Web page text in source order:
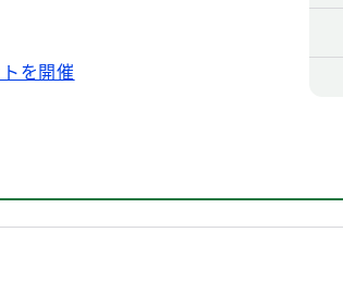
を開催